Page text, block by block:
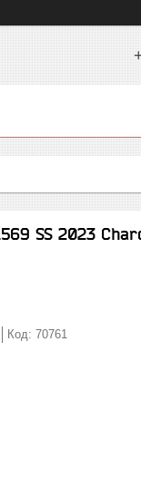
SS 2023
Код: 70761